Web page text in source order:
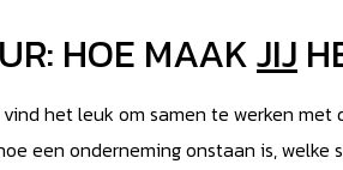
HOE MAAKJIJ
vind het leuk om samen te werken
een onderneming onstaan is, welke